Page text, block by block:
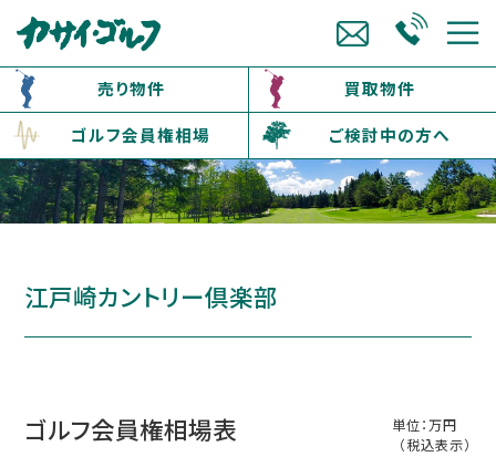
売り物件
買取物件
ゴルフ会員権相場
ご検討中の方へ
江戸崎カントリー倶楽部
ゴルフ会員権相場表
単位：万円
（税込表示）